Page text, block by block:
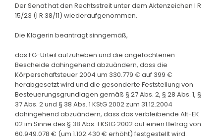
Der Senat hat den Rechtsstreit unter dem Aktenzeichen I R
15/23 (I R 38/11) wiederaufgenommen.
Die Klägerin beantragt sinngemäß,
das FG-Urteil aufzuheben und die angefochtenen
Bescheide dahingehend abzuändern, dass die
Körperschaftsteuer 2004 um 330.779 € auf 399 €
herabgesetzt wird und die gesonderte Feststellung von
Besteuerungsgrundlagen gemäß § 27 Abs. 2, § 28 Abs. 1, §
37 Abs. 2 und § 38 Abs. 1 KStG 2002 zum 31.12.2004
dahingehend abzuändern, dass das verbleibende Alt-EK
02 im Sinne des § 38 Abs. 1 KStG 2002 auf einen Betrag von
60.949.078 € (um 1.102.430 € erhöht) festgestellt wird.